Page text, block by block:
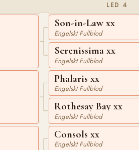
LED 4
Son-in-Law xx
Engelskt Fullblod
Serenissima xx
Engelskt Fullblod
Phalaris xx
Engelskt Fullblod
Rothesay Bay xx
Engelskt Fullblod
Consols xx
Engelskt Fullblod